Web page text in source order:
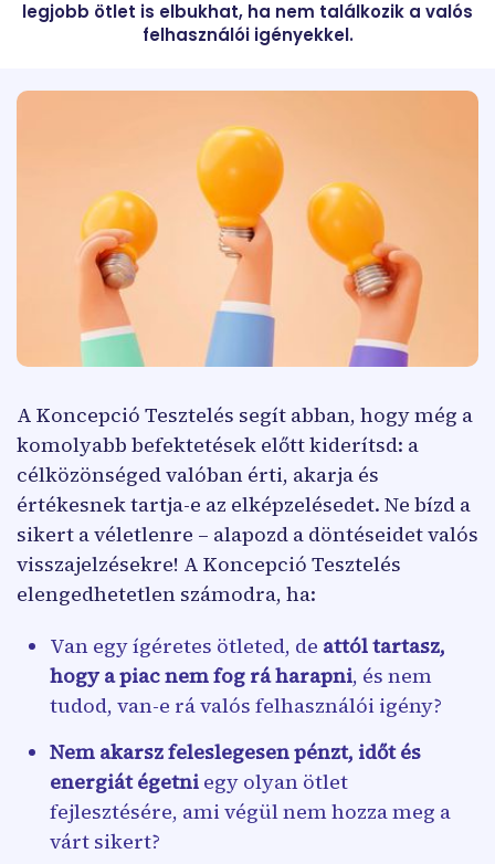
legjobb ötlet is elbukhat, ha nem találkozik a valós
felhasználói igényekkel.
A Koncepció Tesztelés segít abban, hogy még a
komolyabb befektetések előtt kiderítsd: a
célközönséged valóban érti, akarja és
értékesnek tartja-e az elképzelésedet. Ne bízd a
sikert a véletlenre – alapozd a döntéseidet valós
visszajelzésekre! A Koncepció Tesztelés
elengedhetetlen számodra, ha:
Van egy ígéretes ötleted, de attól tartasz,
hogy a piac nem fog rá harapni, és nem
tudod, van-e rá valós felhasználói igény?
Nem akarsz feleslegesen pénzt, időt és
energiát égetni egy olyan ötlet
fejlesztésére, ami végül nem hozza meg a
várt sikert?